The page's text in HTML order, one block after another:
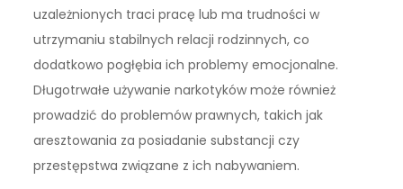
uzależnionych traci pracę lub ma trudności w
utrzymaniu stabilnych relacji rodzinnych, co
dodatkowo pogłębia ich problemy emocjonalne.
Długotrwałe używanie narkotyków może również
prowadzić do problemów prawnych, takich jak
aresztowania za posiadanie substancji czy
przestępstwa związane z ich nabywaniem.